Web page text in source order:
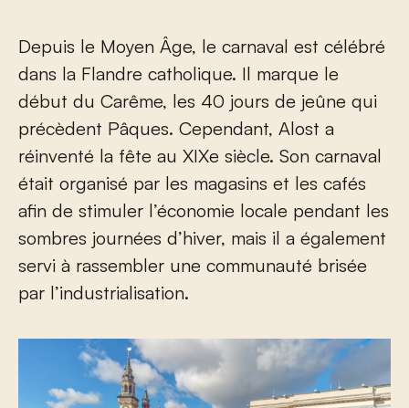
Depuis le Moyen Âge, le carnaval est célébré
dans la Flandre catholique. Il marque le
début du Carême, les 40 jours de jeûne qui
précèdent Pâques. Cependant, Alost a
réinventé la fête au XIXe siècle. Son carnaval
était organisé par les magasins et les cafés
afin de stimuler l’économie locale pendant les
sombres journées d’hiver, mais il a également
servi à rassembler une communauté brisée
par l’industrialisation.